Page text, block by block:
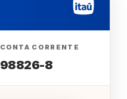
CONTA CORRENTE
98826-8